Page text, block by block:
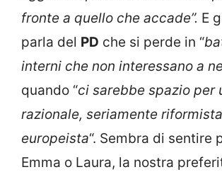
fronte a quello che accade”. E
parla del PD che si perde in “
interni che non interessano a
quando “ci sarebbe spazio per
razionale, seriamente
europeista“. Sembra di sentire
Emma o Laura, la nostra